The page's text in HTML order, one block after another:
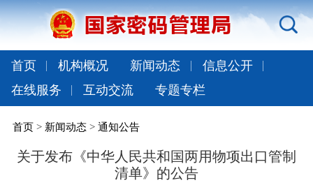
首页 机构概况 新闻动态
信息公开
在线服务
互动交流 专题专栏
首页> 新闻动态> 通知公告
关于发布《中华人民共和国两用物项出口管制
清单》的公告